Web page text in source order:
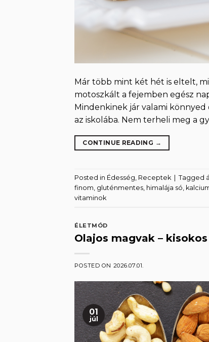
Már több mint két hét is eltelt,
motoszkált a fejemben egész
Mindenkinek jár valami
az iskolába. Nem terheli meg a
CONTINUE READING →
Posted in Édesség Receptek Tagged
finom gluténmentes himalája só
vitaminok
ÉLETMÓD
Olajos magvak – kisokos
POSTED ON 2026.07.01.
01
júl